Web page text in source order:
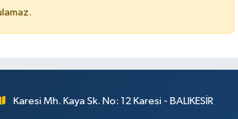
Karesi Mh. Kaya Sk. No: 12 Karesi - BALIKESİR